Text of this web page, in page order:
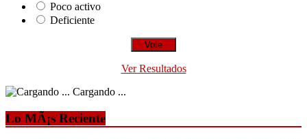
Poco activo
Deficiente
Ver Resultados
Cargando ...
Lo MÃ¡s Reciente